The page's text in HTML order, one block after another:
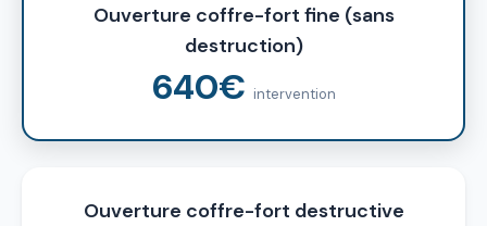
Ouverture coffre-fort fine (sans
destruction)
640€ intervention
Ouverture coffre-fort destructive